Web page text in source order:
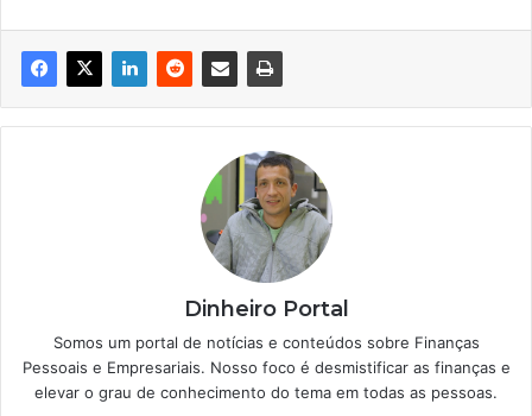
Dinheiro Portal
Somos um portal de notícias e conteúdos sobre Finanças
Pessoais e Empresariais. Nosso foco é desmistificar as finanças e
elevar o grau de conhecimento do tema em todas as pessoas.